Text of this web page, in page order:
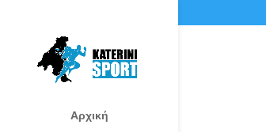
Αρχική